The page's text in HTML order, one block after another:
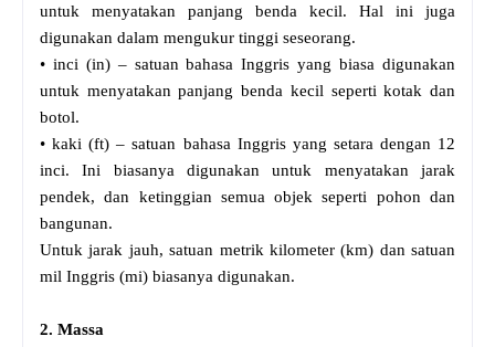
untuk menyatakan panjang benda kecil. Hal ini juga
digunakan dalam mengukur tinggi seseorang.
• inci (in) – satuan bahasa Inggris yang biasa digunakan
untuk menyatakan panjang benda kecil seperti kotak dan
botol.
• kaki (ft) – satuan bahasa Inggris yang setara dengan 12
inci. Ini biasanya digunakan untuk menyatakan jarak
pendek, dan ketinggian semua objek seperti pohon dan
bangunan.
Untuk jarak jauh, satuan metrik kilometer (km) dan satuan
mil Inggris (mi) biasanya digunakan.
2. Massa